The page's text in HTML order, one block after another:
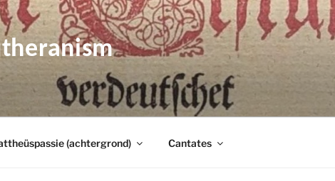
(achtergrond) Cantates